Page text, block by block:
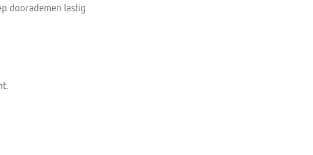
doorademen lastig